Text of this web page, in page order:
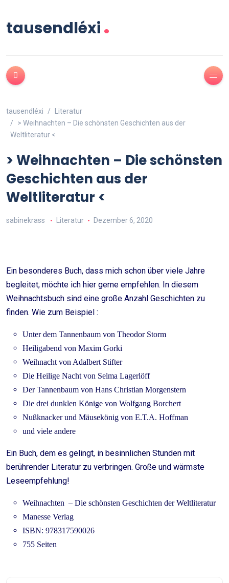
tausendléxi.
tausendléxi
Literatur
> Weihnachten – Die schönsten Geschichten aus der
Weltliteratur <
> Weihnachten – Die schönsten
Geschichten aus der
Weltliteratur <
sabinekrass Literatur Dezember 6, 2020
Ein besonderes Buch, dass mich schon über viele Jahre
begleitet, möchte ich hier gerne empfehlen. In diesem
Weihnachtsbuch sind eine große Anzahl Geschichten zu
finden. Wie zum Beispiel :
Unter dem Tannenbaum von Theodor Storm
Heiligabend von Maxim Gorki
Weihnacht von Adalbert Stifter
Die Heilige Nacht von Selma Lagerlöff
Der Tannenbaum von Hans Christian Morgenstern
Die drei dunklen Könige von Wolfgang Borchert
Nußknacker und Mäusekönig von E.T.A. Hoffman
und viele andere
Ein Buch, dem es gelingt, in besinnlichen Stunden mit
berührender Literatur zu verbringen. Große und wärmste
Leseempfehlung!
Weihnachten – Die schönsten Geschichten der Weltliteratur
Manesse Verlag
ISBN: 978317590026
755 Seiten